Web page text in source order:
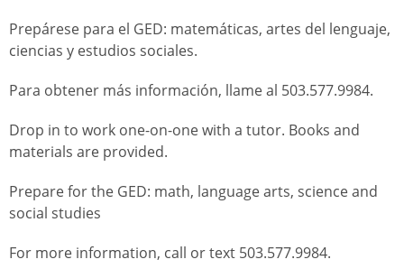
Prepárese para el GED: matemáticas, artes del lenguaje,
ciencias y estudios sociales.
Para obtener más información, llame al 503.577.9984.
Drop in to work one-on-one with a tutor. Books and
materials are provided.
Prepare for the GED: math, language arts, science and
social studies
For more information, call or text 503.577.9984.